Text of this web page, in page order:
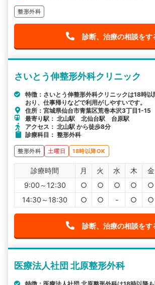
整形外科
診断、治療の相談をす
さいとう伸整形外科クリニック
特徴：さいとう伸整形外科クリニックは18時以
おり、仕事帰りなどで利用がしやすいです。
住所：宮城県仙台市青葉区荒巻本沢3丁目1-15
最寄り駅： 北山駅 北仙台駅 台原駅
アクセス： 北山駅 から徒歩8分
診療科目： 整形外科
整形外科 土曜日 18時以降OK
診療時間 月 火 水 木 金
9:00～12:30
○ ○ ○ ○ ○
14:30～18:30
○ ○ - ○ ○
診断、治療の相談をす
医療法人社団 北原整形外科